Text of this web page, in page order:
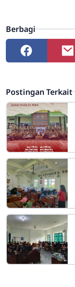
Berbagi
Postingan Terkait